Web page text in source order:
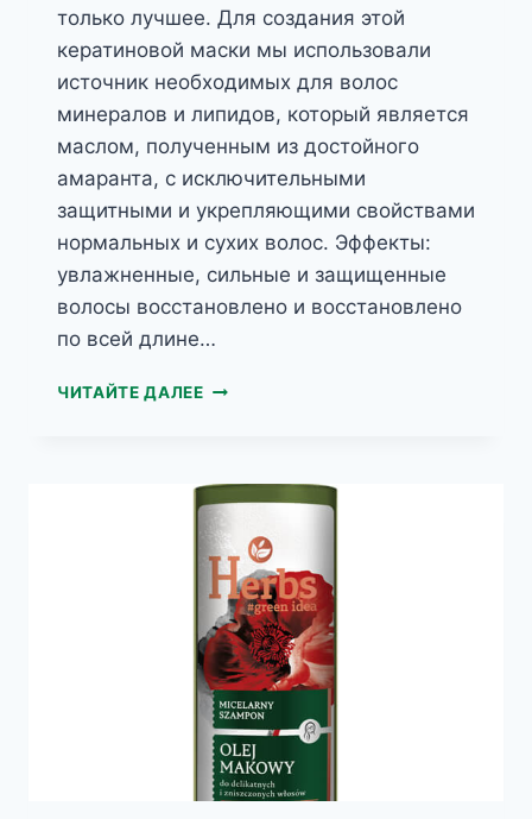
только лучшее. Для создания этой
кератиновой маски мы использовали
источник необходимых для волос
минералов и липидов, который является
маслом, полученным из достойного
амаранта, с исключительными
защитными и укрепляющими свойствами
нормальных и сухих волос. Эффекты:
увлажненные, сильные и защищенные
волосы восстановлено и восстановлено
по всей длине…
ЧИТАЙТЕ ДАЛЕЕHERBS
МАСЛО
ДЛЯ
НОРМАЛЬНЫХ
И
СУХИХ
ВОЛОC